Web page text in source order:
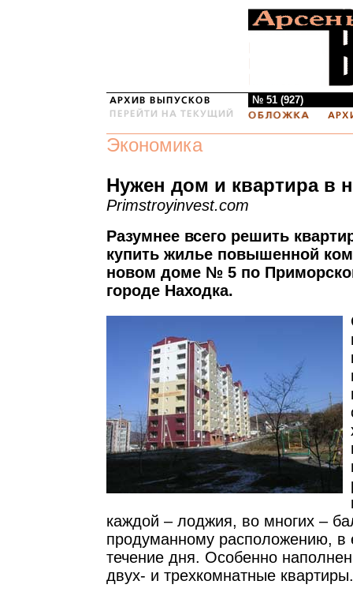
№ 51 (927)
Экономика
Нужен дом и квартира в
Primstroyinvest.com
Разумнее всего решить
купить жилье повышенной
новом доме № 5 по
городе Находка.
каждой – лоджия, во многих –
продуманному расположению, в
течение дня. Особенно
двух- и трехкомнатные квартиры.